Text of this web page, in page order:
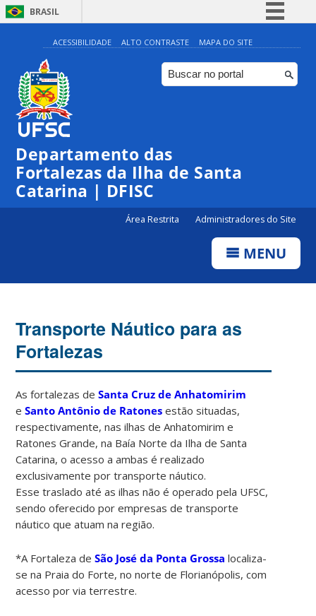
BRASIL
Simplifique!
Comunica BR
Participe
ACESSIBILIDADE ALTO CONTRASTE MAPA DO SITE
Departamento das
Fortalezas da Ilha de Santa
Catarina | DFISC
Área Restrita Administradores do Site
MENU
Transporte Náutico para as
Fortalezas
As fortalezas deSanta Cruz de Anhatomirim
eSanto Antônio de Ratones estão situadas,
respectivamente, nas ilhas de Anhatomirim e
Ratones Grande, na Baía Norte da Ilha de Santa
Catarina, o acesso a ambas é realizado
exclusivamente por transporte náutico.
Esse traslado até as ilhas não é operado pela UFSC,
sendo oferecido por empresas de transporte
náutico que atuam na região.
*A Fortaleza deSão José da Ponta Grossa localiza-
se na Praia do Forte, no norte de Florianópolis, com
acesso por via terrestre.